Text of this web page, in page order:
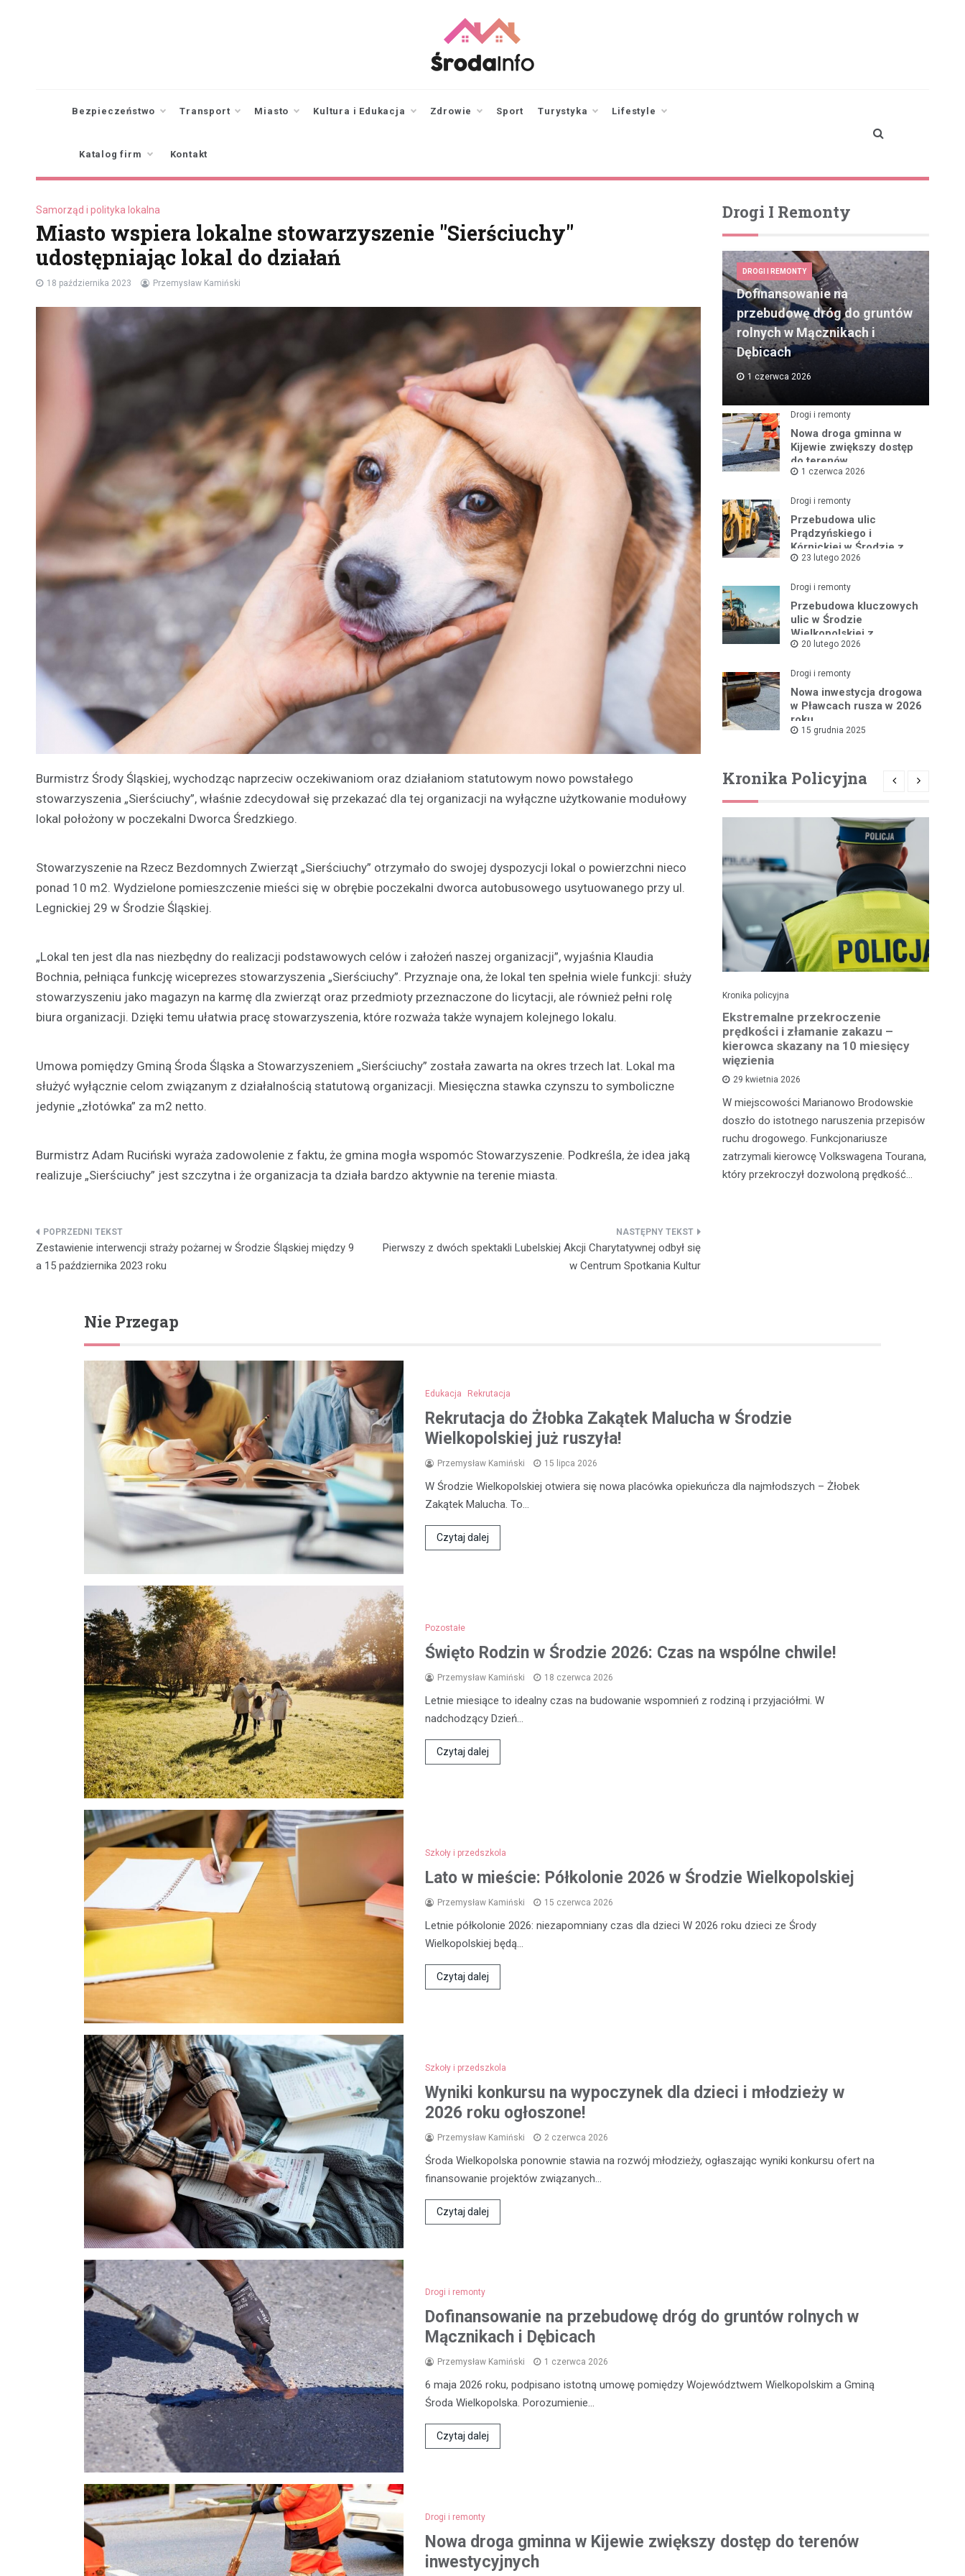
Wielkopolskiej
Bezpieczeństwo Transport Miasto Kultura i Edukacja Zdrowie Sport Turystyka Lifestyle
Katalog firm Kontakt
Samorząd i polityka lokalna
Miasto wspiera lokalne stowarzyszenie "Sierściuchy"
udostępniając lokal do działań
18 października 2023 Przemysław Kamiński
Burmistrz Środy Śląskiej, wychodząc naprzeciw oczekiwaniom oraz działaniom statutowym nowo powstałego
stowarzyszenia „Sierściuchy”, właśnie zdecydował się przekazać dla tej organizacji na wyłączne użytkowanie modułowy
lokal położony w poczekalni Dworca Średzkiego.
Stowarzyszenie na Rzecz Bezdomnych Zwierząt „Sierściuchy” otrzymało do swojej dyspozycji lokal o powierzchni nieco
ponad 10 m2. Wydzielone pomieszczenie mieści się w obrębie poczekalni dworca autobusowego usytuowanego przy ul.
Legnickiej 29 w Środzie Śląskiej.
„Lokal ten jest dla nas niezbędny do realizacji podstawowych celów i założeń naszej organizacji”, wyjaśnia Klaudia
Bochnia, pełniąca funkcję wiceprezes stowarzyszenia „Sierściuchy”. Przyznaje ona, że lokal ten spełnia wiele funkcji: służy
stowarzyszeniu jako magazyn na karmę dla zwierząt oraz przedmioty przeznaczone do licytacji, ale również pełni rolę
biura organizacji. Dzięki temu ułatwia pracę stowarzyszenia, które rozważa także wynajem kolejnego lokalu.
Umowa pomiędzy Gminą Środa Śląska a Stowarzyszeniem „Sierściuchy” została zawarta na okres trzech lat. Lokal ma
służyć wyłącznie celom związanym z działalnością statutową organizacji. Miesięczna stawka czynszu to symboliczne
jedynie „złotówka” za m2 netto.
Burmistrz Adam Ruciński wyraża zadowolenie z faktu, że gmina mogła wspomóc Stowarzyszenie. Podkreśla, że idea jaką
realizuje „Sierściuchy” jest szczytna i że organizacja ta działa bardzo aktywnie na terenie miasta.
Nawigacja
wpisu
Zestawienie interwencji straży pożarnej w Środzie Śląskiej między 9
a 15 października 2023 roku
Pierwszy z dwóch spektakli Lubelskiej Akcji Charytatywnej odbył się
w Centrum Spotkania Kultur
Drogi I Remonty
DROGI I REMONTY
Dofinansowanie na
przebudowę dróg do gruntów
rolnych w Mącznikach i
Dębicach
1 czerwca 2026
Drogi i remonty
Nowa droga gminna w
Kijewie zwiększy dostęp
do terenów
inwestycyjnych
1 czerwca 2026
Drogi i remonty
Przebudowa ulic
Prądzyńskiego i
Kórnickiej w Środzie z
rządowym wsparciem
23 lutego 2026
Drogi i remonty
Przebudowa kluczowych
ulic w Środzie
Wielkopolskiej z
rządowym wsparciem
20 lutego 2026
Drogi i remonty
Nowa inwestycja drogowa
w Pławcach rusza w 2026
roku
15 grudnia 2025
Kronika Policyjna
Kronika policyjna
41-latek w rękach policji z 41
W lutym 2026 roku funkcjonariusze z
Wydziału Kryminalnego przeprowadzili
Kronika policyjna
Ekstremalne przekroczenie
prędkości i złamanie zakazu –
kierowca skazany na 10 miesięcy
więzienia
29 kwietnia 2026
W miejscowości Marianowo Brodowskie
doszło do istotnego naruszenia przepisów
ruchu drogowego. Funkcjonariusze
zatrzymali kierowcę Volkswagena Tourana,
który przekroczył dozwoloną prędkość…
Nie Przegap
Edukacja Rekrutacja
Rekrutacja do Żłobka Zakątek Malucha w Środzie
Wielkopolskiej już ruszyła!
Przemysław Kamiński 15 lipca 2026
W Środzie Wielkopolskiej otwiera się nowa placówka opiekuńcza dla najmłodszych – Żłobek
Zakątek Malucha. To…
Czytaj dalej
Pozostałe
Święto Rodzin w Środzie 2026: Czas na wspólne chwile!
Przemysław Kamiński 18 czerwca 2026
Letnie miesiące to idealny czas na budowanie wspomnień z rodziną i przyjaciółmi. W
nadchodzący Dzień…
Czytaj dalej
Szkoły i przedszkola
Lato w mieście: Półkolonie 2026 w Środzie Wielkopolskiej
Przemysław Kamiński 15 czerwca 2026
Letnie półkolonie 2026: niezapomniany czas dla dzieci W 2026 roku dzieci ze Środy
Wielkopolskiej będą…
Czytaj dalej
Szkoły i przedszkola
Wyniki konkursu na wypoczynek dla dzieci i młodzieży w
2026 roku ogłoszone!
Przemysław Kamiński 2 czerwca 2026
Środa Wielkopolska ponownie stawia na rozwój młodzieży, ogłaszając wyniki konkursu ofert na
finansowanie projektów związanych…
Czytaj dalej
Drogi i remonty
Dofinansowanie na przebudowę dróg do gruntów rolnych w
Mącznikach i Dębicach
Przemysław Kamiński 1 czerwca 2026
6 maja 2026 roku, podpisano istotną umowę pomiędzy Województwem Wielkopolskim a Gminą
Środa Wielkopolska. Porozumienie…
Czytaj dalej
Drogi i remonty
Nowa droga gminna w Kijewie zwiększy dostęp do terenów
inwestycyjnych